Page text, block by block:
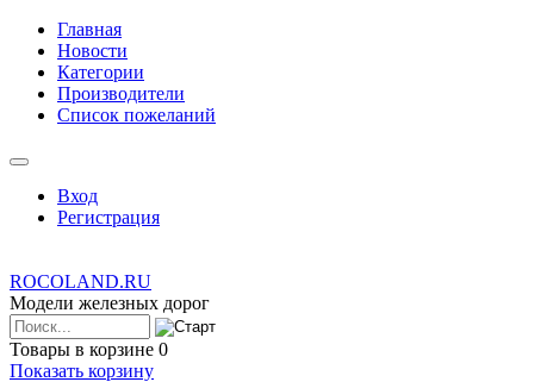
Главная
Новости
Категории
Производители
Список пожеланий
Вход
Регистрация
ROCOLAND.RU
Модели железных дорог
Товары в корзине 0
Показать корзину